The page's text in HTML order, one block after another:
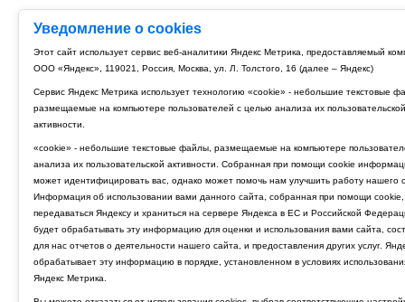
Уведомление о cookies
Этот сайт использует сервис веб-аналитики Яндекс Метрика, предоставляемый
ООО «Яндекс», 119021, Россия, Москва, ул. Л. Толстого, 16 (далее – Яндекс)
Сервис Яндекс Метрика использует технологию «cookie» - небольшие текстовые
размещаемые на компьютере пользователей с целью анализа их пользовательской
активности.
«cookie» - небольшие текстовые файлы, размещаемые на компьютере
анализа их пользовательской активности. Собранная при помощи cookie
может идентифицировать вас, однако может помочь нам улучшить работу нашего
Информация об использовании вами данного сайта, собранная при помощи cookie,
передаваться Яндексу и храниться на сервере Яндекса в ЕС и Российской
будет обрабатывать эту информацию для оценки и использования вами сайта,
для нас отчетов о деятельности нашего сайта, и предоставления других услуг.
обрабатывает эту информацию в порядке, установленном в условиях
Яндекс Метрика.